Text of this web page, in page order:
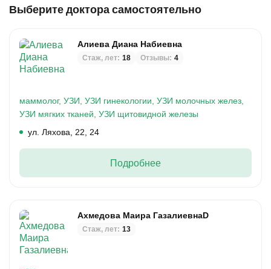
Выберите доктора самостоятельно
Алиева Диана Набиевна
Стаж, лет: 18 Отзывы: 4
маммолог, УЗИ, УЗИ гинекологии, УЗИ молочных желез,
УЗИ мягких тканей, УЗИ щитовидной железы
ул. Ляхова, 22, 24
Подробнее
Ахмедова Маира ГазалиевнаD
Стаж, лет: 13